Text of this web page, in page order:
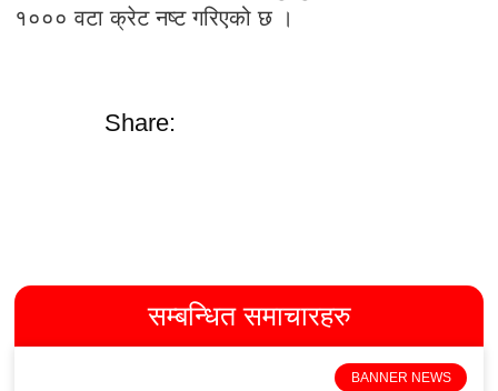
१००० वटा क्रेट नष्ट गरिएको छ ।
Share:
सम्बन्धित समाचारहरु
BANNER NEWS